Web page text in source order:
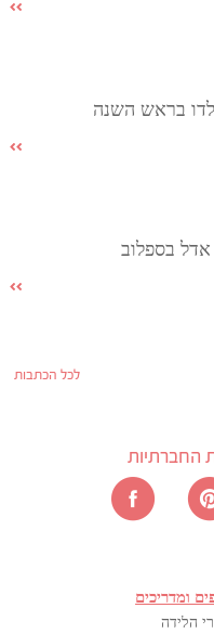
בראש השנה
בספלוב
לכל הכתבות
החברתיות
ומדריכים
הלידה